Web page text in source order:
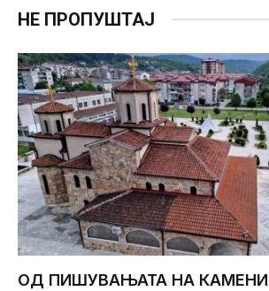
НЕ ПРОПУШТАЈ
ОД ПИШУВАЊАТА НА